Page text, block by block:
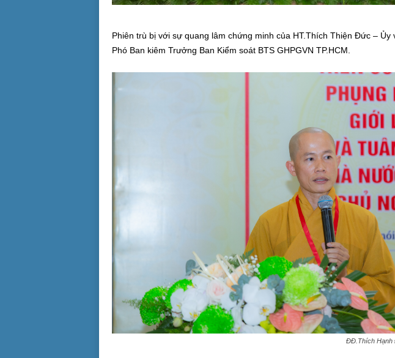
Phiên trù bị với sự quang lâm chứng minh của HT.Thích Thiện Đức – Ủy
Phó Ban kiêm Trưởng Ban Kiểm soát BTS GHPGVN TP.HCM.
ĐĐ.Thích Hạnh